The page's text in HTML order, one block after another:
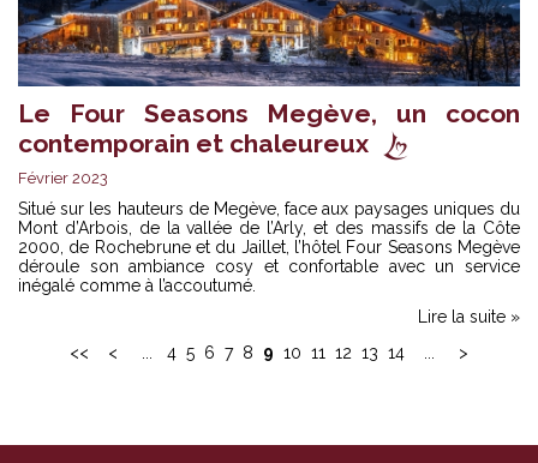
Le Four Seasons Megève, un cocon
contemporain et chaleureux
Février 2023
Situé sur les hauteurs de Megève, face aux paysages uniques du
Mont d’Arbois, de la vallée de l’Arly, et des massifs de la Côte
2000, de Rochebrune et du Jaillet, l’hôtel Four Seasons Megève
déroule son ambiance cosy et confortable avec un service
inégalé comme à l’accoutumé.
Lire la suite »
<<
< 4 5 6 7 8 9 10 11 12 13 14 >